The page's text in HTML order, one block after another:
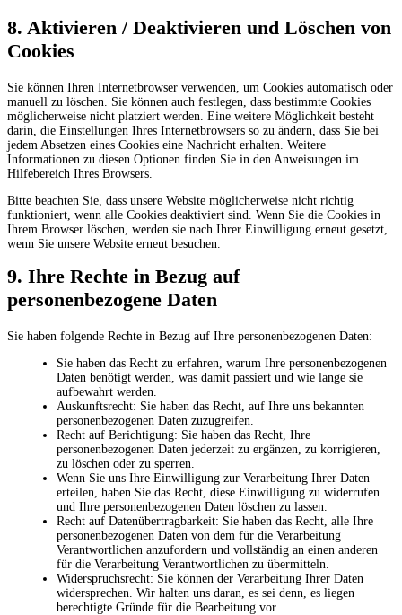
8. Aktivieren / Deaktivieren und Löschen von
Cookies
Sie können Ihren Internetbrowser verwenden, um Cookies automatisch oder
manuell zu löschen. Sie können auch festlegen, dass bestimmte Cookies
möglicherweise nicht platziert werden. Eine weitere Möglichkeit besteht
darin, die Einstellungen Ihres Internetbrowsers so zu ändern, dass Sie bei
jedem Absetzen eines Cookies eine Nachricht erhalten. Weitere
Informationen zu diesen Optionen finden Sie in den Anweisungen im
Hilfebereich Ihres Browsers.
Bitte beachten Sie, dass unsere Website möglicherweise nicht richtig
funktioniert, wenn alle Cookies deaktiviert sind. Wenn Sie die Cookies in
Ihrem Browser löschen, werden sie nach Ihrer Einwilligung erneut gesetzt,
wenn Sie unsere Website erneut besuchen.
9. Ihre Rechte in Bezug auf
personenbezogene Daten
Sie haben folgende Rechte in Bezug auf Ihre personenbezogenen Daten:
Sie haben das Recht zu erfahren, warum Ihre personenbezogenen
Daten benötigt werden, was damit passiert und wie lange sie
aufbewahrt werden.
Auskunftsrecht: Sie haben das Recht, auf Ihre uns bekannten
personenbezogenen Daten zuzugreifen.
Recht auf Berichtigung: Sie haben das Recht, Ihre
personenbezogenen Daten jederzeit zu ergänzen, zu korrigieren,
zu löschen oder zu sperren.
Wenn Sie uns Ihre Einwilligung zur Verarbeitung Ihrer Daten
erteilen, haben Sie das Recht, diese Einwilligung zu widerrufen
und Ihre personenbezogenen Daten löschen zu lassen.
Recht auf Datenübertragbarkeit: Sie haben das Recht, alle Ihre
personenbezogenen Daten von dem für die Verarbeitung
Verantwortlichen anzufordern und vollständig an einen anderen
für die Verarbeitung Verantwortlichen zu übermitteln.
Widerspruchsrecht: Sie können der Verarbeitung Ihrer Daten
widersprechen. Wir halten uns daran, es sei denn, es liegen
berechtigte Gründe für die Bearbeitung vor.